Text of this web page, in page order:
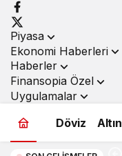
Piyasa
Ekonomi Haberleri
Haberler
Finansopia Özel
Uygulamalar
Döviz
Altın